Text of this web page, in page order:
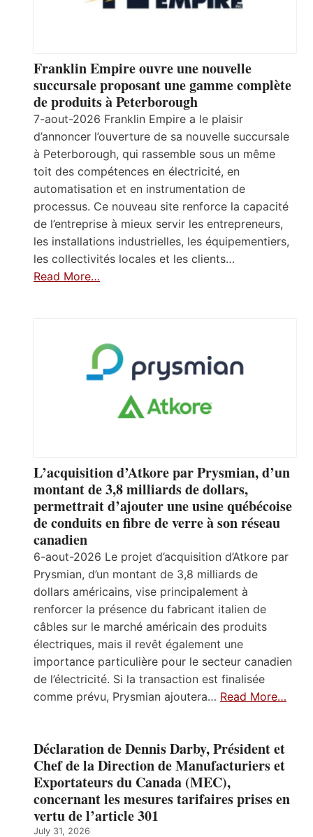
Franklin Empire ouvre une nouvelle
succursale proposant une gamme complète
de produits à Peterborough
7-aout-2026 Franklin Empire a le plaisir
d’annoncer l’ouverture de sa nouvelle succursale
à Peterborough, qui rassemble sous un même
toit des compétences en électricité, en
automatisation et en instrumentation de
processus. Ce nouveau site renforce la capacité
de l’entreprise à mieux servir les entrepreneurs,
les installations industrielles, les équipementiers,
les collectivités locales et les clients…
Read More…
L’acquisition d’Atkore par Prysmian, d’un
montant de 3,8 milliards de dollars,
permettrait d’ajouter une usine québécoise
de conduits en fibre de verre à son réseau
canadien
6-aout-2026 Le projet d’acquisition d’Atkore par
Prysmian, d’un montant de 3,8 milliards de
dollars américains, vise principalement à
renforcer la présence du fabricant italien de
câbles sur le marché américain des produits
électriques, mais il revêt également une
importance particulière pour le secteur canadien
de l’électricité. Si la transaction est finalisée
comme prévu, Prysmian ajoutera… Read More…
Déclaration de Dennis Darby, Président et
Chef de la Direction de Manufacturiers et
Exportateurs du Canada (MEC),
concernant les mesures tarifaires prises en
vertu de l’article 301
July 31, 2026